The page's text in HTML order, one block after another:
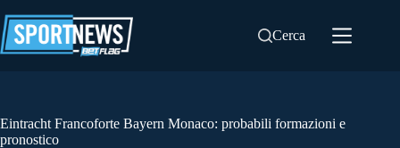
al
contenuto
Cerca
Eintracht Francoforte Bayern Monaco: probabili formazioni e
pronostico